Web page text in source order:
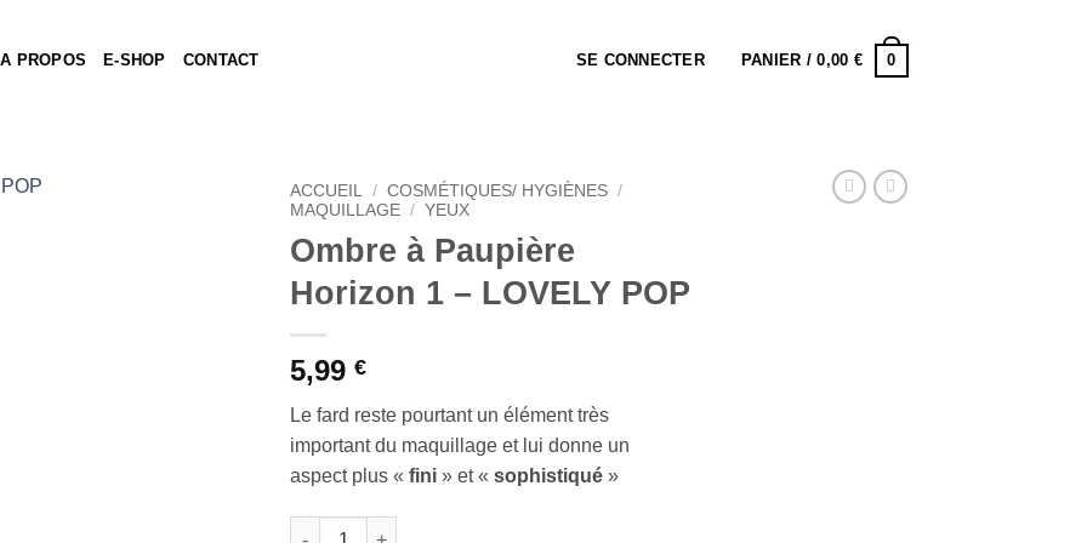
A PROPOS E-SHOP CONTACT SE CONNECTER PANIER /0,00 € 0
ACCUEIL / COSMÉTIQUES/ HYGIÈNES /
MAQUILLAGE / YEUX
Ombre à Paupière
Horizon 1 – LOVELY POP
5,99 €
Le fard reste pourtant un élément très
important du maquillage et lui donne un
aspect plus « fini » et « sophistiqué »
quantité de Ombre à Paupière Horizon 1 – LOVELY POP